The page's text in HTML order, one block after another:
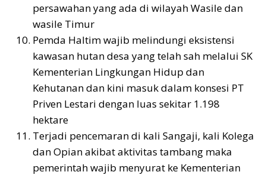
persawahan yang ada di wilayah Wasile dan
wasile Timur
Pemda Haltim wajib melindungi eksistensi
kawasan hutan desa yang telah sah melalui SK
Kementerian Lingkungan Hidup dan
Kehutanan dan kini masuk dalam konsesi PT
Priven Lestari dengan luas sekitar 1.198
hektare
Terjadi pencemaran di kali Sangaji, kali Kolega
dan Opian akibat aktivitas tambang maka
pemerintah wajib menyurat ke Kementerian